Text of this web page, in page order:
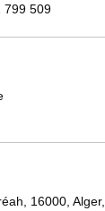
799 509
16000,